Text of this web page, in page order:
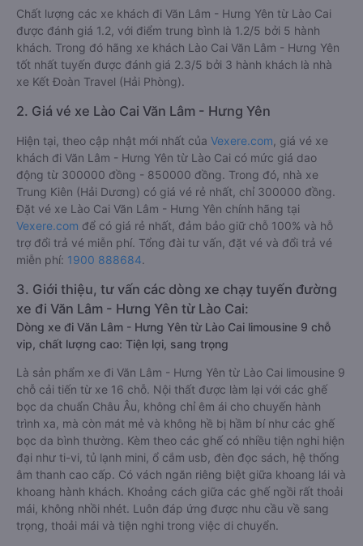
Chất lượng các xe khách đi Văn Lâm - Hưng Yên từ Lào Cai
được đánh giá 1.2, với điểm trung bình là 1.2/5 bởi 5 hành
khách. Trong đó hãng xe khách Lào Cai Văn Lâm - Hưng Yên
tốt nhất tuyến được đánh giá 2.3/5 bởi 3 hành khách là nhà
xe Kết Đoàn Travel (Hải Phòng).
2. Giá vé xe Lào Cai Văn Lâm - Hưng Yên
Hiện tại, theo cập nhật mới nhất của Vexere.com , giá vé xe
khách đi Văn Lâm - Hưng Yên từ Lào Cai có mức giá dao
động từ 300000 đồng - 850000 đồng. Trong đó, nhà xe
Trung Kiên (Hải Dương) có giá vé rẻ nhất, chỉ 300000 đồng.
Đặt vé xe Lào Cai Văn Lâm - Hưng Yên chính hãng tại
Vexere.com để có giá rẻ nhất, đảm bảo giữ chỗ 100% và hỗ
trợ đổi trả vé miễn phí. Tổng đài tư vấn, đặt vé và đổi trả vé
miễn phí: 1900 888684.
3. Giới thiệu, tư vấn các dòng xe chạy tuyến đường
xe đi Văn Lâm - Hưng Yên từ Lào Cai:
Dòng xe đi Văn Lâm - Hưng Yên từ Lào Cai limousine 9 chỗ
vip, chất lượng cao: Tiện lợi, sang trọng
Là sản phẩm xe đi Văn Lâm - Hưng Yên từ Lào Cai limousine 9
chỗ cải tiến từ xe 16 chỗ. Nội thất được làm lại với các ghế
bọc da chuẩn Châu Âu, không chỉ êm ái cho chuyến hành
trình xa, mà còn mát mẻ và không hề bị hầm bí như các ghế
bọc da bình thường. Kèm theo các ghế có nhiều tiện nghi hiện
đại như ti-vi, tủ lạnh mini, ổ cắm usb, đèn đọc sách, hệ thống
âm thanh cao cấp. Có vách ngăn riêng biệt giữa khoang lái và
khoang hành khách. Khoảng cách giữa các ghế ngồi rất thoải
mái, không nhồi nhét. Luôn đáp ứng được nhu cầu về sang
trọng, thoải mái và tiện nghi trong việc di chuyển.